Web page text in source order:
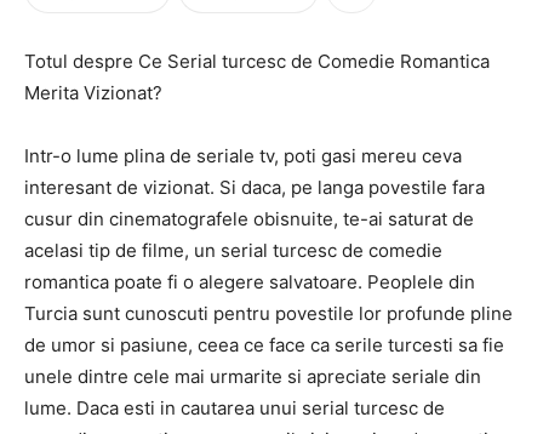
Totul despre Ce Serial turcesc de Comedie Romantica
Merita Vizionat?
Intr-o lume plina de seriale tv, poti gasi mereu ceva
interesant de vizionat. Si daca, pe langa povestile fara
cusur din cinematografele obisnuite, te-ai saturat de
acelasi tip de filme, un serial turcesc de comedie
romantica poate fi o alegere salvatoare. Peoplele din
Turcia sunt cunoscuti pentru povestile lor profunde pline
de umor si pasiune, ceea ce face ca serile turcesti sa fie
unele dintre cele mai urmarite si apreciate seriale din
lume. Daca esti in cautarea unui serial turcesc de